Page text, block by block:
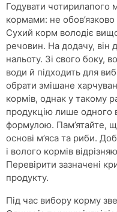
Годувати чотирилапого
кормами: не
Сухий корм володіє
речовин. На додачу, він
нальоту. Зі свого боку,
води й підходить для
обрати змішане
кормів, однак у такому
продукцію лише одного
формулою. Пам’ятайте,
основі м’яса та риби.
і волого кормів
Перевірити зазначені
продукту.
Під час вибору корму